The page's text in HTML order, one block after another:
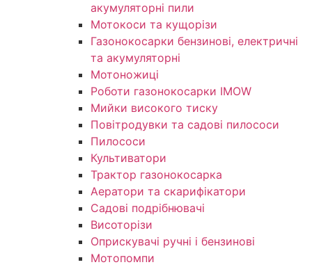
акумуляторні пили
Мотокоси та кущорізи
Газонокосарки бензинові, електричні
та акумуляторні
Мотоножиці
Роботи газонокосарки IMOW
Мийки високого тиску
Повітродувки та садові пилососи
Пилососи
Культиватори
Трактор газонокосарка
Аератори та скарифікатори
Садові подрібнювачі
Висоторізи
Оприскувачі ручні і бензинові
Мотопомпи